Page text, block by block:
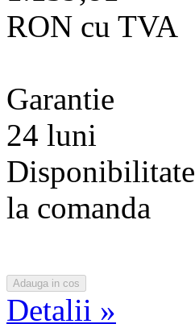
RON cu TVA
Garantie
24 luni
Disponibilitate
la comanda
Detalii »